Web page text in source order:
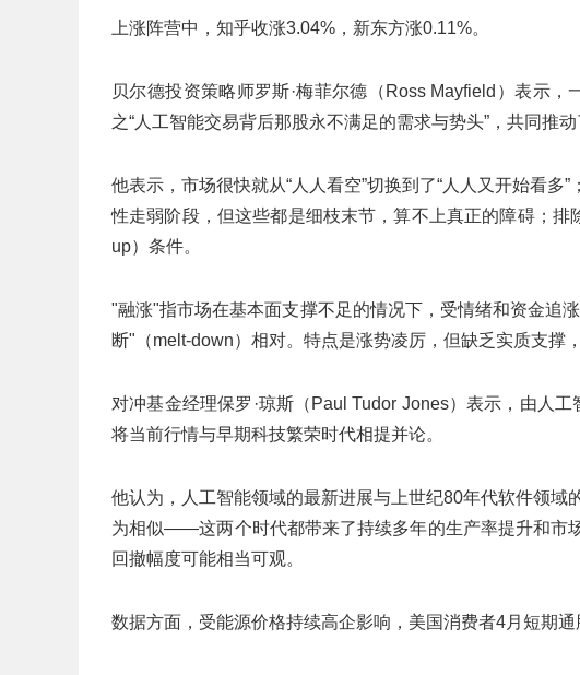
上涨阵营中，知乎收涨3.04%，新东方涨0.11%。
贝尔德投资策略师罗斯·梅菲尔德（Ross Mayfield）表示，
之“人工智能交易背后那股永不满足的需求与势头”，共同推动
他表示，市场很快就从“人人看空”切换到了“人人又开始看多
性走弱阶段，但这些都是细枝末节，算不上真正的障碍；排
up）条件。
"融涨"指市场在基本面支撑不足的情况下，受情绪和资金追
断"（melt-down）相对。特点是涨势凌厉，但缺乏实质支撑
对冲基金经理保罗·琼斯（Paul Tudor Jones）表示，由人
将当前行情与早期科技繁荣时代相提并论。
他认为，人工智能领域的最新进展与上世纪80年代软件领域
为相似——这两个时代都带来了持续多年的生产率提升和市
回撤幅度可能相当可观。
数据方面，受能源价格持续高企影响，美国消费者4月短期通